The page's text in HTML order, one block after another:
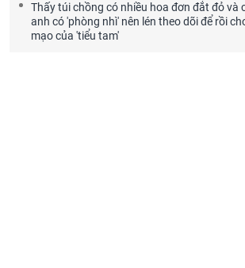
Thấy túi chồng có nhiều hoa đơn đắt đỏ và
anh có 'phòng nhì' nên lén theo dõi để rồi
mạo của 'tiểu tam'